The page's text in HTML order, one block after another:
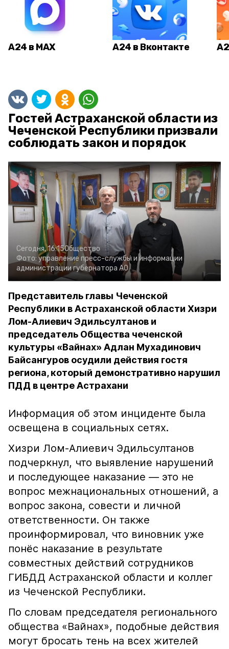
А24 в MAX А24 в Вконтакте
Гостей Астраханской области из
Чеченской Республики призвали
соблюдать закон и порядок
Сегодня, 16:15Общество
Фото: управление пресс-службы и информации
администрации губернатора АО
Представитель главы Чеченской
Республики в Астраханской области Хизри
Лом-Алиевич Эдильсултанов и
председатель Общества чеченской
культуры «Вайнах» Адлан Мухадинович
Байсангуров осудили действия гостя
региона, который демонстративно нарушил
ПДД в центре Астрахани
Информация об этом инциденте была
освещена в социальных сетях.
Хизри Лом-Алиевич Эдильсултанов
подчеркнул, что выявление нарушений
и последующее наказание — это не
вопрос межнациональных отношений, а
вопрос закона, совести и личной
ответственности. Он также
проинформировал, что виновник уже
понёс наказание в результате
совместных действий сотрудников
ГИБДД Астраханской области и коллег
из Чеченской Республики.
По словам председателя регионального
общества «Вайнах», подобные действия
могут бросать тень на всех жителей